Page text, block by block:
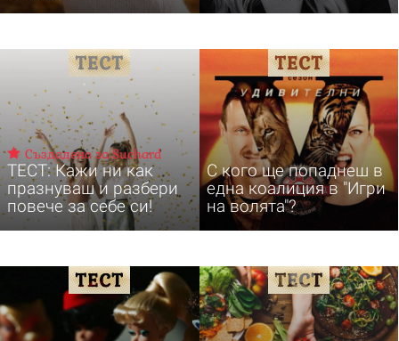
Създадено за Suchard
ТЕСТ: Кажи ни как
празнуваш и разбери
повече за себе си!
С кого ще попаднеш в
една коалиция в "Игри
на волята"?